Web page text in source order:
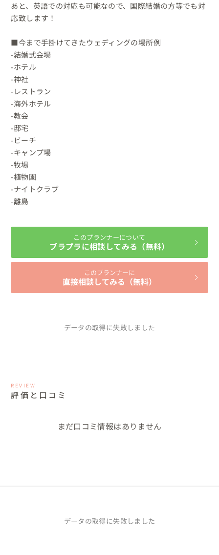
あと、英語での対応も可能なので、国際結婚の方等でも対
応致します！
■今まで手掛けてきたウェディングの場所例
-結婚式会場
-ホテル
-神社
-レストラン
-海外ホテル
-教会
-邸宅
-ビーチ
-キャンプ場
-牧場
-植物園
-ナイトクラブ
-離島
このプランナーについて
ブラプラに相談してみる（無料）
このプランナーに
直接相談してみる（無料）
データの取得に失敗しました
REVIEW
評価と口コミ
まだ口コミ情報はありません
データの取得に失敗しました